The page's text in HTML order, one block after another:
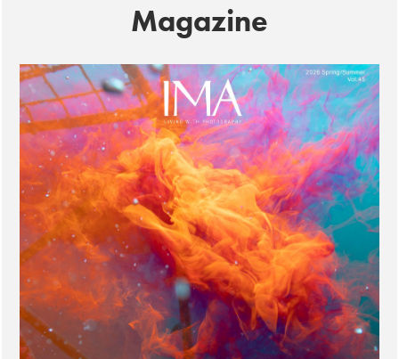
Magazine